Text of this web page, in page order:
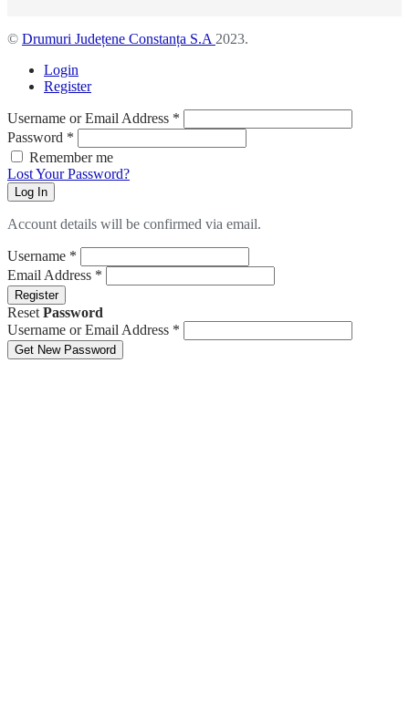
© Drumuri Județene Constanța S.A 2023.
Login
Register
Username or Email Address *
Password *
Remember me
Lost Your Password?
Log In
Account details will be confirmed via email.
Username *
Email Address *
Register
Reset Password
Username or Email Address *
Get New Password